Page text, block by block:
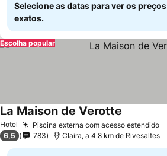
Selecione as datas para ver os preços
exatos.
Escolha popular
Hotel Piscina externa com acesso estendido
La Maison de Verotte
6,5 783 Claira, a 4.8 km de Rivesaltes